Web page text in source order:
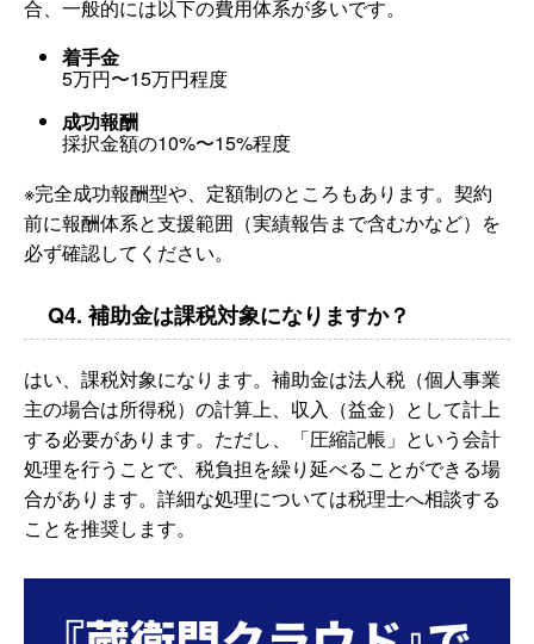
合、一般的には以下の費用体系が多いです。
着手金
5万円〜15万円程度
成功報酬
採択金額の10%〜15%程度
※完全成功報酬型や、定額制のところもあります。契約
前に報酬体系と支援範囲（実績報告まで含むかなど）を
必ず確認してください。
Q4. 補助金は課税対象になりますか？
はい、課税対象になります。補助金は法人税（個人事業
主の場合は所得税）の計算上、収入（益金）として計上
する必要があります。ただし、「圧縮記帳」という会計
処理を行うことで、税負担を繰り延べることができる場
合があります。詳細な処理については税理士へ相談する
ことを推奨します。